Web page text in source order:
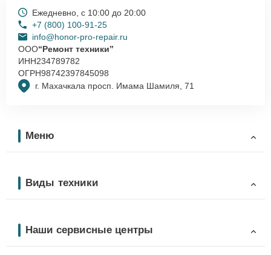
г. Махачкала просп. Имама Шамиля, 71
Ежедневно, с 10:00 до 20:00
+7 (800) 100-91-25
info@honor-pro-repair.ru
ООО“Ремонт техники”
ИНН234789782
ОГРН98742397845098
Меню
Виды техники
Наши сервисные центры